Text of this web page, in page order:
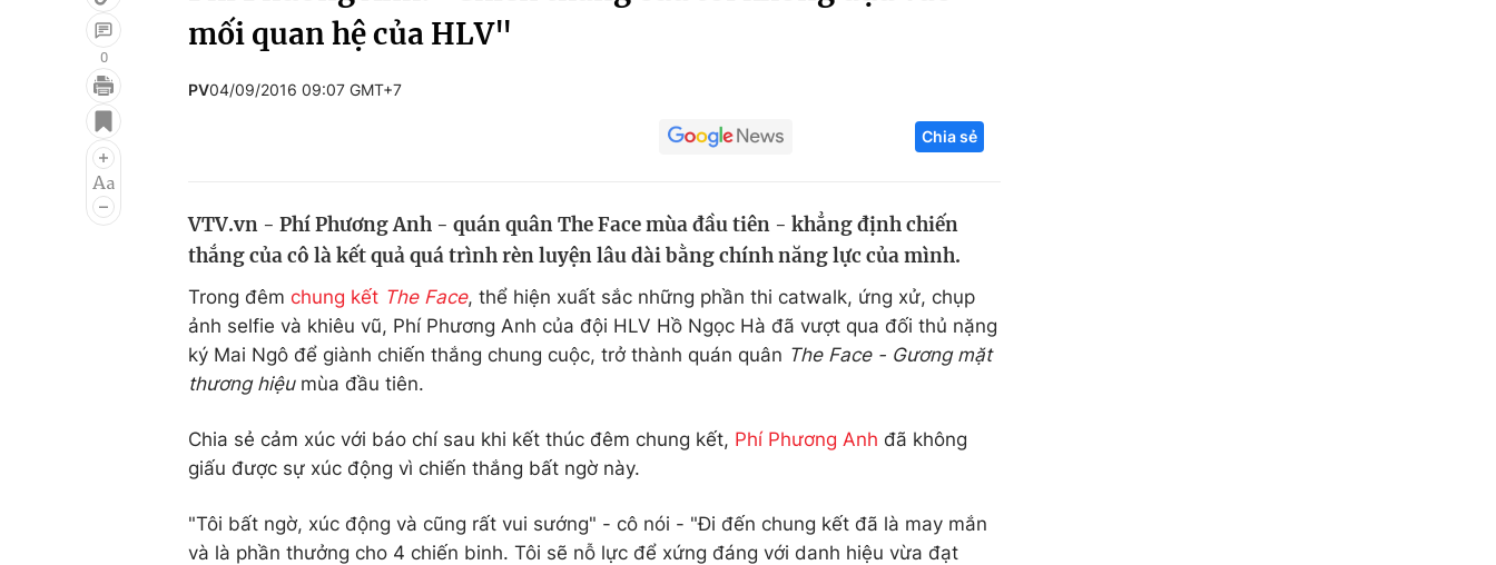
Điện ảnh
Âm nhạc
Chất lượng cuộc sống
Tuyển sinh
Hitech Công nghệ tương lai
Thị trường
0
mối quan hệ của HLV"
PV04/09/2016 09:07 GMT+7
Chia sẻ
VTV.vn - Phí Phương Anh - quán quân The Face mùa đầu tiên - khẳng định chiến
thắng của cô là kết quả quá trình rèn luyện lâu dài bằng chính năng lực của mình.
Trong đêm chung kết The Face, thể hiện xuất sắc những phần thi catwalk, ứng xử, chụp
ảnh selfie và khiêu vũ, Phí Phương Anh của đội HLV Hồ Ngọc Hà đã vượt qua đối thủ nặng
ký Mai Ngô để giành chiến thắng chung cuộc, trở thành quán quân The Face - Gương mặt
thương hiệumùa đầu tiên.
Chia sẻ cảm xúc với báo chí sau khi kết thúc đêm chung kết, Phí Phương Anh đã không
giấu được sự xúc động vì chiến thắng bất ngờ này.
"Tôi bất ngờ, xúc động và cũng rất vui sướng" - cô nói - "Đi đến chung kết đã là may mắn
và là phần thưởng cho 4 chiến binh. Tôi sẽ nỗ lực để xứng đáng với danh hiệu vừa đạt